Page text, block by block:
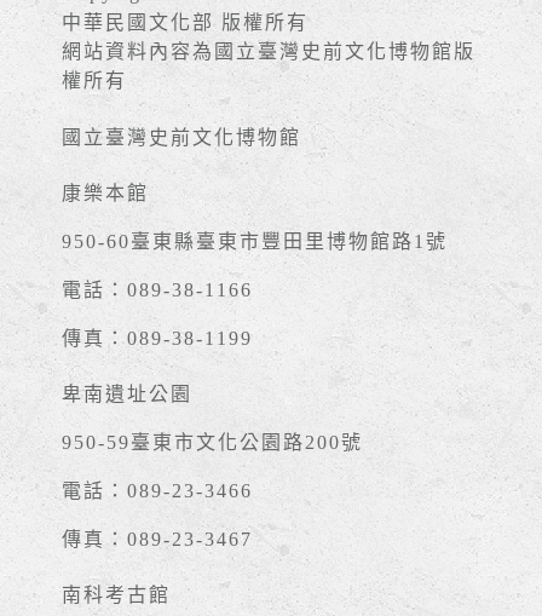
中華民國文化部 版權所有
網站資料內容為國立臺灣史前文化博物館版
權所有
國立臺灣史前文化博物館
康樂本館
950-60臺東縣臺東市豐田里博物館路1號
電話：089-38-1166
傳真：089-38-1199
卑南遺址公園
950-59臺東市文化公園路200號
電話：089-23-3466
傳真：089-23-3467
南科考古館